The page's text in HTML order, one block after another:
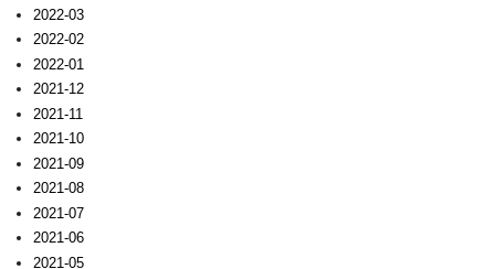
2022-03
2022-02
2022-01
2021-12
2021-11
2021-10
2021-09
2021-08
2021-07
2021-06
2021-05